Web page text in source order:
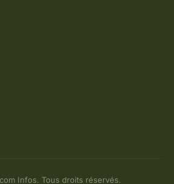
Infos. Tous droits réservés.